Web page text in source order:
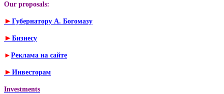
Our proposals:
► Губернатору А. Богомазу
► Бизнесу
► Реклама на сайте
► Инвесторам
Investments